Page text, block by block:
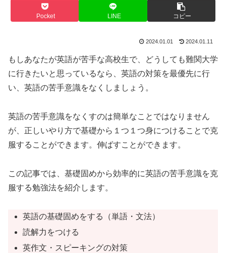
Pocket LINE コピー
2024.01.01 2024.01.11
もしあなたが英語が苦手な高校生で、どうしても難関大学
に行きたいと思っているなら、英語の対策を最優先に行
い、英語の苦手意識をなくしましょう。
英語の苦手意識をなくすのは簡単なことではなりません
が、正しいやり方で基礎から１つ１つ身につけることで克
服することができます。伸ばすことができます。
この記事では、基礎固めから効率的に英語の苦手意識を克
服する勉強法を紹介します。
英語の基礎固めをする（単語・文法）
読解力をつける
英作文・スピーキングの対策